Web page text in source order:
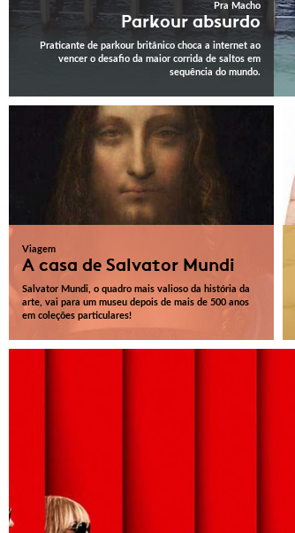
Pra Macho
Parkour absurdo
Praticante de parkour britânico choca a internet ao
vencer o desafio da maior corrida de saltos em
sequência do mundo.
Viagem
A casa de Salvator Mundi
Salvator Mundi, o quadro mais valioso da história da
arte, vai para um museu depois de mais de 500 anos
em coleções particulares!